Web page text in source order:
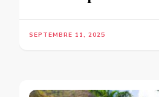
SEPTEMBRE 11, 2025